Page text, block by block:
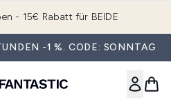
- 15€ Rabatt für BEIDE
-1 %. CODE: SONNTAG